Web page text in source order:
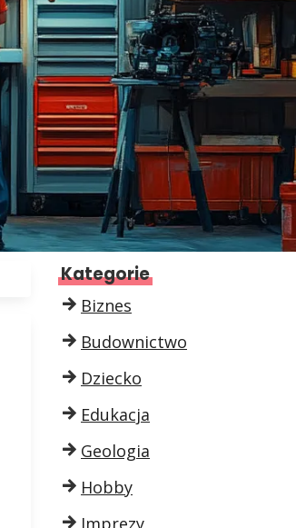
Kategorie
Biznes
Budownictwo
Dziecko
Edukacja
Geologia
Hobby
Imprezy